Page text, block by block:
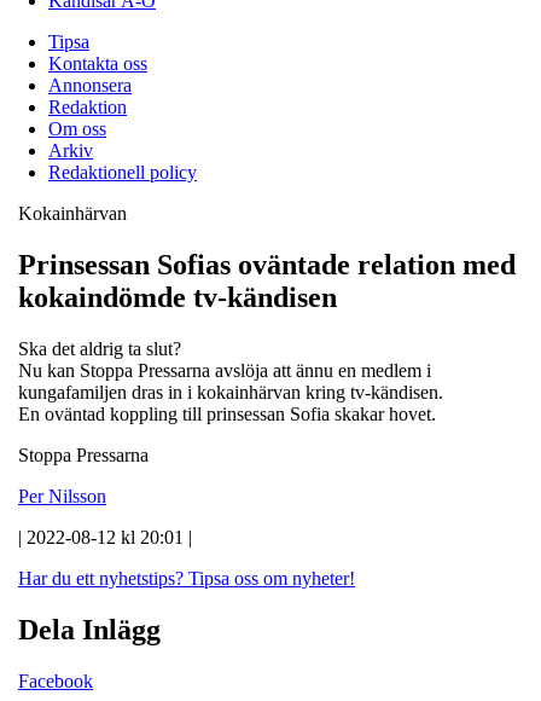
Tipsa
Kontakta oss
Annonsera
Redaktion
Om oss
Arkiv
Redaktionell policy
Kokainhärvan
Prinsessan Sofias oväntade relation med
kokaindömde tv-kändisen
Ska det aldrig ta slut?
Nu kan Stoppa Pressarna avslöja att ännu en medlem i
kungafamiljen dras in i kokainhärvan kring tv-kändisen.
En oväntad koppling till prinsessan Sofia skakar hovet.
Stoppa Pressarna
Per Nilsson
| 2022-08-12 kl 20:01 |
Har du ett nyhetstips? Tipsa oss om nyheter!
Dela Inlägg
Facebook